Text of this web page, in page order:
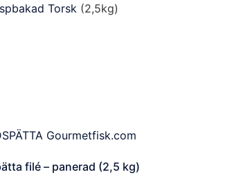
Torsk (2,5kg)
filé – panerad (2,5 kg)